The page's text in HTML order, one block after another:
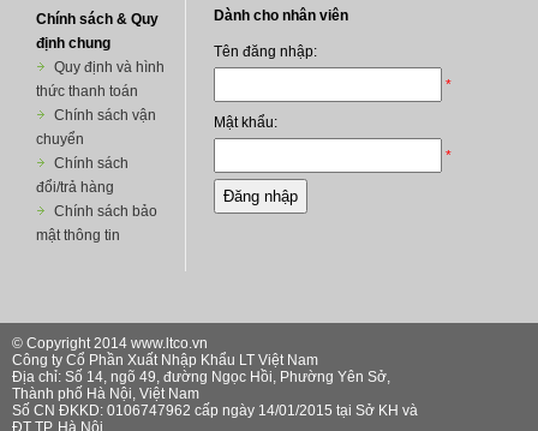
Chính sách & Quy
định chung
Quy định và hình
thức thanh toán
Chính sách vận
chuyển
Chính sách
đổi/trả hàng
Chính sách bảo
mật thông tin
© Copyright 2014 www.ltco.vn
Công ty Cổ Phần Xuất Nhập Khẩu LT Việt Nam
Địa chỉ: Số 14, ngõ 49, đường Ngọc Hồi, Phường Yên Sở,
Thành phố Hà Nội, Việt Nam
Số CN ĐKKD: 0106747962 cấp ngày 14/01/2015 tại Sở KH và
ĐT TP. Hà Nội.